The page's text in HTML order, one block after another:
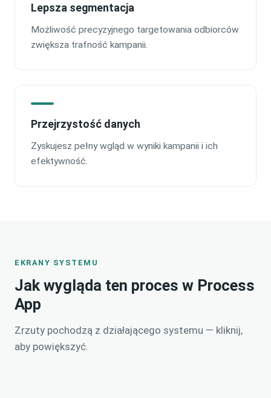
Lepsza segmentacja
Możliwość precyzyjnego targetowania odbiorców
zwiększa trafność kampanii.
Przejrzystość danych
Zyskujesz pełny wgląd w wyniki kampanii i ich
efektywność.
EKRANY SYSTEMU
Jak wygląda ten proces w Process
App
Zrzuty pochodzą z działającego systemu — kliknij,
aby powiększyć.